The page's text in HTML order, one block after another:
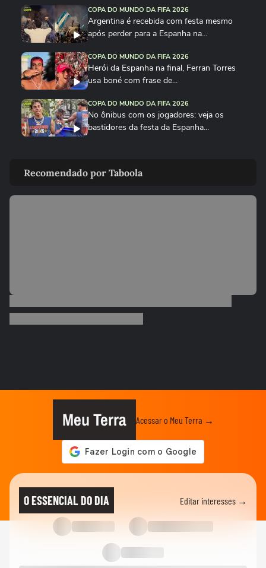
COPA DO MUNDO DA FIFA 2026
Argentina é recebida com festa mesmo
após perder para a Espanha na...
COPA DO MUNDO DA FIFA 2026
Herói da Espanha na final, Ferran Torres
usa boné com frase de...
COPA DO MUNDO DA FIFA 2026
No ônibus com os jogadores: veja os
bastidores da festa da Espanha...
música viral criada por...
COPA DO MUNDO DA FIFA 2026
e 'lustra' taça da Copa...
Lamine Yamal manda recado a Paredes
após agressão a Gavi na final...
Adolescente morre após fonte desabar
durante comemoração do título...
COPA DO MUNDO DA FIFA 2026
Torcedores argentinos entram em
confronto com a PM no RJ após...
Recomendado por Taboola
Meu Terra Acessar o Meu Terra →
O ESSENCIAL DO DIA Editar interesses →